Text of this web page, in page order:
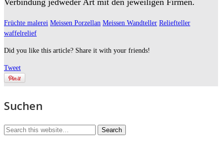
Verbindung jedweder Art mit den jeweiligen Firmen.
Früchte malerei Meissen Porzellan Meissen Wandteller Reliefteller
waffelrelief
Did you like this article? Share it with your friends!
Tweet
Suchen